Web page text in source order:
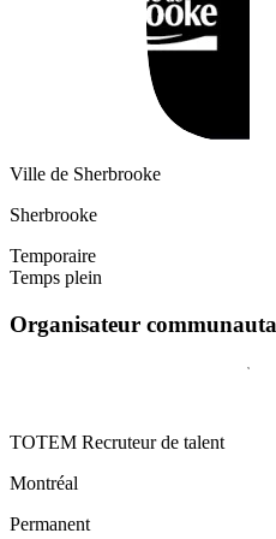
Ville de Sherbrooke
Sherbrooke
Temporaire
Temps plein
Organisateur
TOTEM Recruteur de talent
Montréal
Permanent